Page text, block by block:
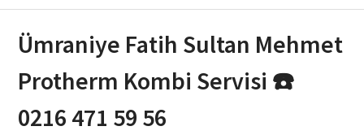
Ümraniye Fatih Sultan Mehmet
Protherm Kombi Servisi ☎️
0216 471 59 56